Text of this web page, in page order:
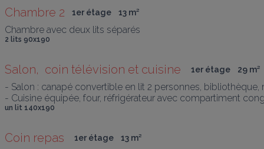
Chambre 2 1er étage 13 m²
Chambre avec deux lits séparés
2 lits 90x190
Salon,  coin télévision et cuisine 1er étage 29 m²
- Salon : canapé convertible en lit 2 personnes,
- Cuisine équipée, four, réfrigérateur avec compartiment
un lit 140x190
Coin repas 1er étage 13 m²